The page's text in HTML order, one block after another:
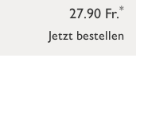
Jetzt bestellen
27.90 Fr.*